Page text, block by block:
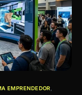
EMPRENDEDOR,